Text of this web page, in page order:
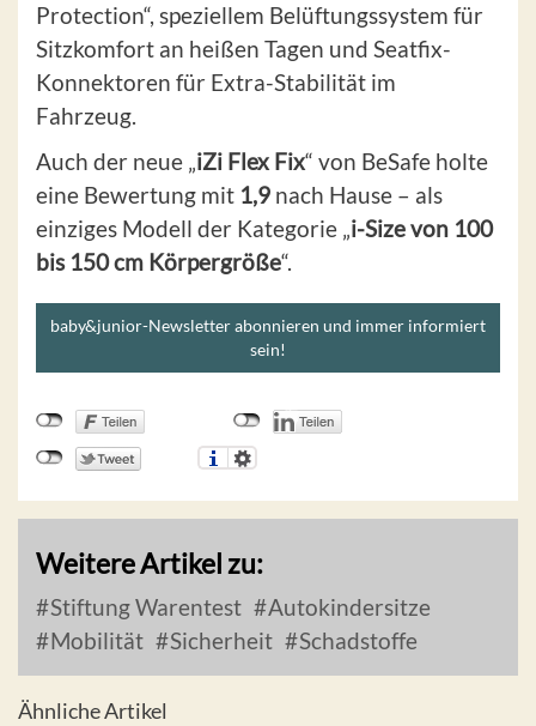
Protection“, speziellem Belüftungssystem für
Sitzkomfort an heißen Tagen und Seatfix-
Konnektoren für Extra-Stabilität im
Fahrzeug.
Auch der neue „iZi Flex Fix“ von BeSafe holte
eine Bewertung mit 1,9 nach Hause – als
einziges Modell der Kategorie „i-Size von 100
bis 150 cm Körpergröße“.
baby&junior-Newsletter abonnieren und immer informiert
sein!
Weitere Artikel zu:
Stiftung Warentest
Autokindersitze
Mobilität
Sicherheit Schadstoffe
Ähnliche Artikel